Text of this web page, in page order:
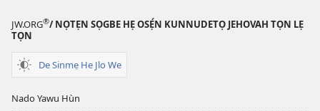
JW.ORG®/ NỌTẸN SỌGBE HẸ OSẸ́N KUNNUDETỌ JEHOVAH TỌN LẸ
TỌN
De Sinmẹ He Jlo We
Nado Yawu Hùn